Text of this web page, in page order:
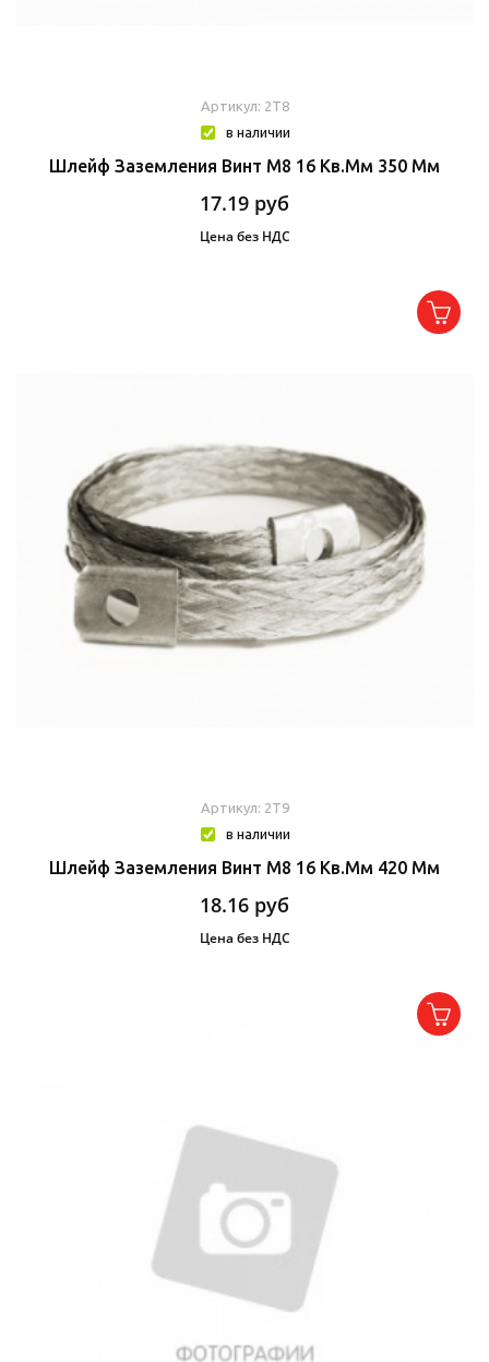
Артикул: 2T8
в наличии
Шлейф Заземления Винт М8 16 Кв.мм 350 Мм
17.19 руб
Цена без НДС
Артикул: 2T9
в наличии
Шлейф Заземления Винт М8 16 Кв.мм 420 Мм
18.16 руб
Цена без НДС